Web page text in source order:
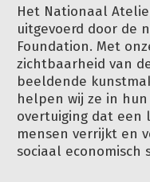
Het Nationaal
uitgevoerd door de
Foundation. Met
zichtbaarheid van
beeldende
helpen wij ze in
overtuiging dat een
mensen verrijkt en
sociaal economisch